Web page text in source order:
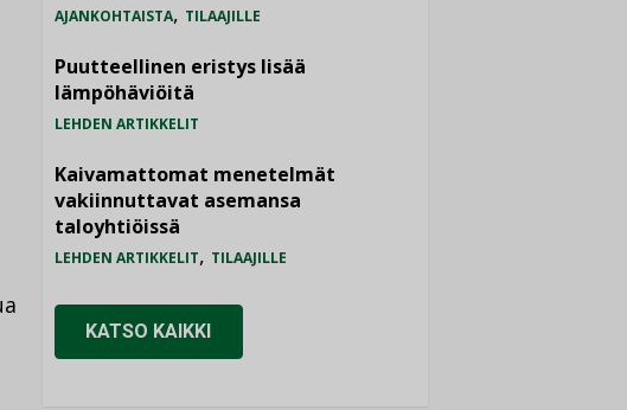
AJANKOHTAISTA, TILAAJILLE
Puutteellinen eristys lisää
lämpöhäviöitä
LEHDEN ARTIKKELIT
Kaivamattomat menetelmät
vakiinnuttavat asemansa
taloyhtiöissä
LEHDEN ARTIKKELIT, TILAAJILLE
KATSO KAIKKI